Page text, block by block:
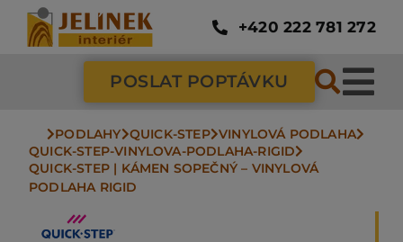
Přeskočit
obsah
+420 222 781 272
POSLAT POPTÁVKU
PODLAHY QUICK-STEP VINYLOVÁ PODLAHA
QUICK-STEP-VINYLOVA-PODLAHA-RIGID
QUICK-STEP | KÁMEN SOPEČNÝ – VINYLOVÁ
PODLAHA RIGID